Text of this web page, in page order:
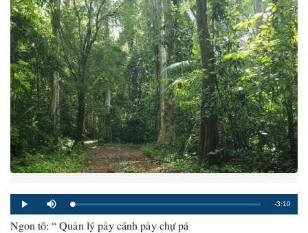
Play Mute Loaded:
0%
Progress:
0%
Remaining
-3:10
Ngon tô: “ Quản lý pảy cánh pảy chự pá